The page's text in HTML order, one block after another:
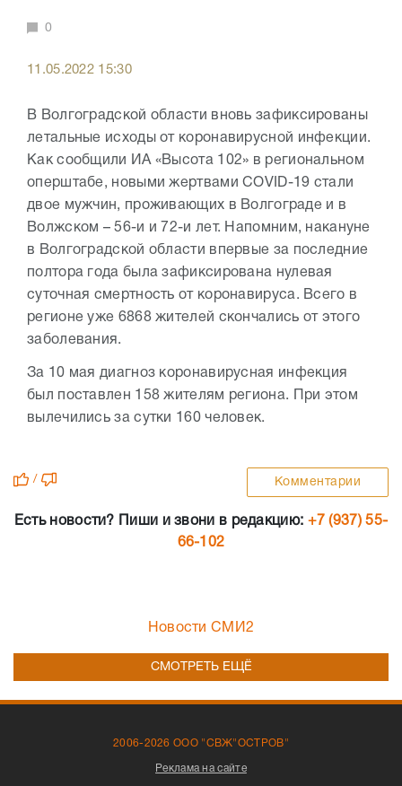
0
11.05.2022 15:30
В Волгоградской области вновь зафиксированы
летальные исходы от коронавирусной инфекции.
Как сообщили ИА «Высота 102» в региональном
оперштабе, новыми жертвами COVID-19 стали
двое мужчин, проживающих в Волгограде и в
Волжском – 56-и и 72-и лет. Напомним, накануне
в Волгоградской области впервые за последние
полтора года была зафиксирована нулевая
суточная смертность от коронавируса. Всего в
регионе уже 6868 жителей скончались от этого
заболевания.
За 10 мая диагноз коронавирусная инфекция
был поставлен 158 жителям региона. При этом
вылечились за сутки 160 человек.
/ Комментарии
Есть новости? Пиши и звони в редакцию: +7 (937) 55-
66-102
Новости СМИ2
СМОТРЕТЬ ЕЩЁ
2006-2026 ООО "СВЖ"ОСТРОВ"
Реклама на сайте